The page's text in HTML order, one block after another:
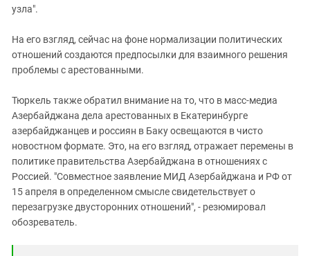
узла".
На его взгляд, сейчас на фоне нормализации политических
отношений создаются предпосылки для взаимного решения
проблемы с арестованными.
Тюркель также обратил внимание на то, что в масс-медиа
Азербайджана дела арестованных в Екатеринбурге
азербайджанцев и россиян в Баку освещаются в чисто
новостном формате. Это, на его взгляд, отражает перемены в
политике правительства Азербайджана в отношениях с
Россией. "Совместное заявление МИД Азербайджана и РФ от
15 апреля в определенном смысле свидетельствует о
перезагрузке двусторонних отношений", - резюмировал
обозреватель.